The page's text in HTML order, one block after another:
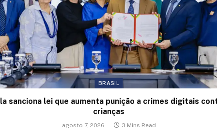
BRASIL
sanciona lei que aumenta punição a crimes digitais
crianças
agosto 7, 2026 3 Mins Read